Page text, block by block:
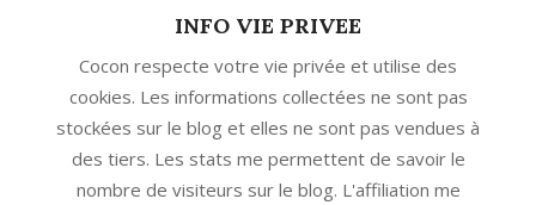
INFO VIE PRIVEE
Cocon respecte votre vie privée et utilise des
cookies. Les informations collectées ne sont pas
stockées sur le blog et elles ne sont pas vendues à
des tiers. Les stats me permettent de savoir le
nombre de visiteurs sur le blog. L'affiliation me